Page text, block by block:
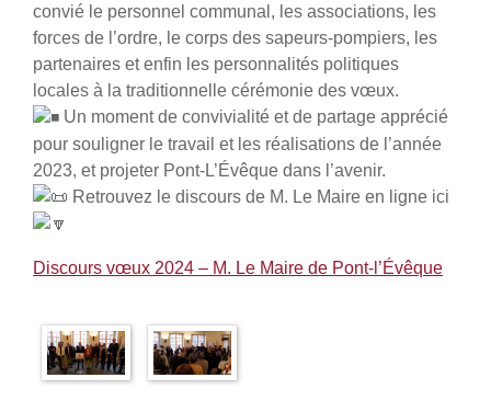
convié le personnel communal, les associations, les
forces de l’ordre, le corps des sapeurs-pompiers, les
partenaires et enfin les personnalités politiques
locales à la traditionnelle cérémonie des vœux.
Un moment de convivialité et de partage apprécié
pour souligner le travail et les réalisations de l’année
2023, et projeter Pont-L’Évêque dans l’avenir.
Retrouvez le discours de M. Le Maire en ligne ici
Discours vœux 2024 – M. Le Maire de Pont-l’Évêque